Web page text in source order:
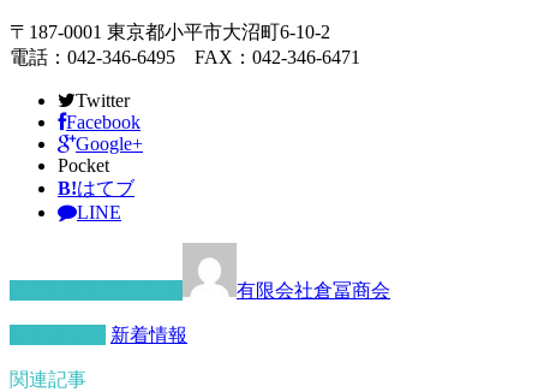
〒187-0001 東京都小平市大沼町6-10-2
電話：042-346-6495 FAX：042-346-6471
Twitter
Facebook
Google+
Pocket
B!はてブ
LINE
有限会社倉冨商会
新着情報
関連記事